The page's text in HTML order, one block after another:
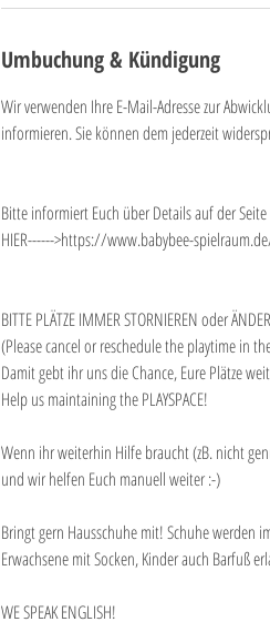
Umbuchung & Kündigung
Wir verwenden Ihre E-Mail-Adresse zur
informieren. Sie können dem jederzeit
Bitte informiert Euch über Details auf der Seite
HIER------>https://www.babybee-
BITTE PLÄTZE IMMER STORNIEREN oder
(Please cancel or reschedule the playtime in
Damit gebt ihr uns die Chance, Eure Plätze
Help us maintaining the PLAYSPACE!
Wenn ihr weiterhin Hilfe braucht (zB. nicht
und wir helfen Euch manuell weiter :-)
Bringt gern Hausschuhe mit! Schuhe werden
Erwachsene mit Socken, Kinder auch Barfuß
WE SPEAK ENGLISH!